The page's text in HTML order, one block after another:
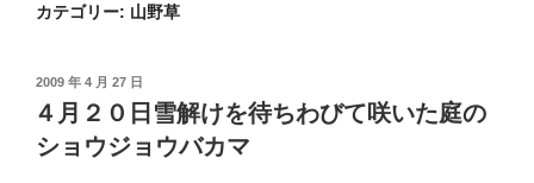
カテゴリー: 山野草
投
稿
日:
2009 年 4 月 27 日
４月２０日雪解けを待ちわびて咲いた庭の
ショウジョウバカマ